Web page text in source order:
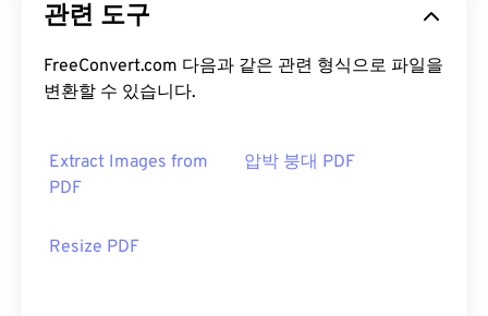
관련 도구
FreeConvert.com 다음과 같은 관련 형식으로 파일을
변환할 수 있습니다.
Extract Images from
PDF
압박 붕대 PDF
Resize PDF